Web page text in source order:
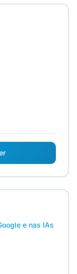
e nas IAs